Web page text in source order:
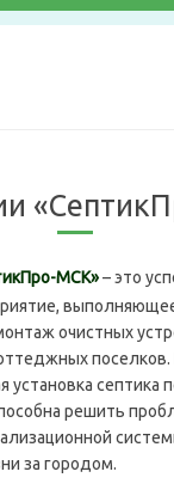
МСК»– это
очистных
установка септика
решить
за городом.